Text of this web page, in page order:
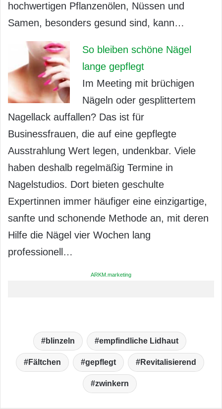
hochwertigen Pflanzenölen, Nüssen und
Samen, besonders gesund sind, kann…
So bleiben schöne Nägel
lange gepflegt
Im Meeting mit brüchigen
Nägeln oder gesplittertem
Nagellack auffallen? Das ist für
Businessfrauen, die auf eine gepflegte
Ausstrahlung Wert legen, undenkbar. Viele
haben deshalb regelmäßig Termine in
Nagelstudios. Dort bieten geschulte
Expertinnen immer häufiger eine einzigartige,
sanfte und schonende Methode an, mit deren
Hilfe die Nägel vier Wochen lang
professionell…
ARKM.marketing
blinzeln empfindliche Lidhaut
Fältchen gepflegt Revitalisierend
zwinkern